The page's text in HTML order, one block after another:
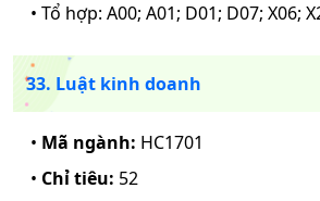
• Tổ hợp: A00; A01; D01; D07; X06;
33. Luật kinh doanh
• Mã ngành: HC1701
• Chỉ tiêu: 52